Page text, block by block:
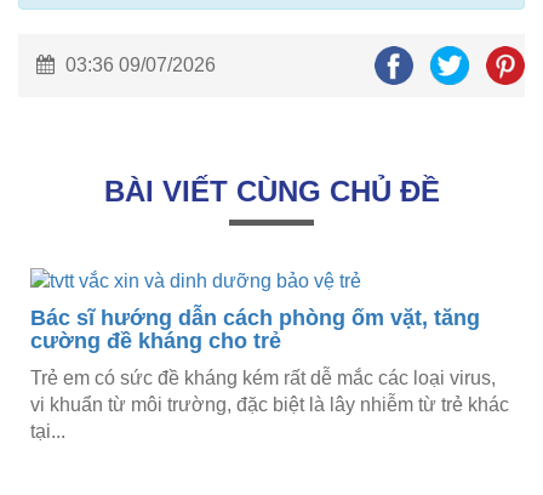
03:36 09/07/2026
BÀI VIẾT CÙNG CHỦ ĐỀ
Bác sĩ hướng dẫn cách phòng ốm vặt, tăng
cường đề kháng cho trẻ
Trẻ em có sức đề kháng kém rất dễ mắc các loại virus,
vi khuẩn từ môi trường, đặc biệt là lây nhiễm từ trẻ khác
tại...